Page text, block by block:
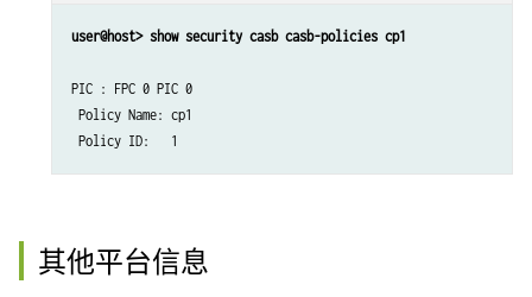
PIC : FPC 0 PIC 0
Policy Name: cp1
其他平台信息